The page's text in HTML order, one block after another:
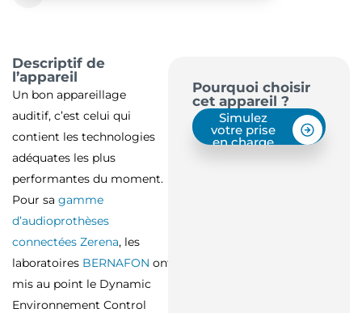
Descriptif de
l’appareil
Un bon appareillage
auditif, c’est celui qui
contient les technologies
adéquates les plus
performantes du moment.
Pour sa gamme
d’audioprothèses
connectées Zerena, les
laboratoires BERNAFON ont
mis au point le Dynamic
Environnement Control
Pourquoi choisir
cet appareil ?
Simulez
votre prise
en charge